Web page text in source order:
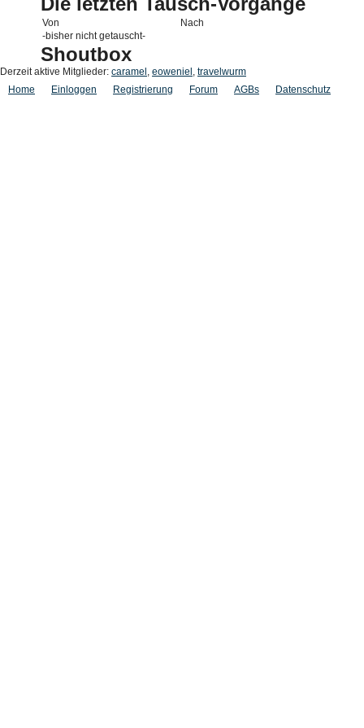
Von
Nach
-bisher nicht getauscht-
Shoutbox
Derzeit aktive Mitglieder: caramel , eoweniel , travelwurm
Home
Einloggen Registrierung Forum AGBs Datenschutz